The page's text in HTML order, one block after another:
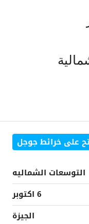
على خرائط جوجل
التوسعات الشماليه
6 اكتوبر
الجيزة